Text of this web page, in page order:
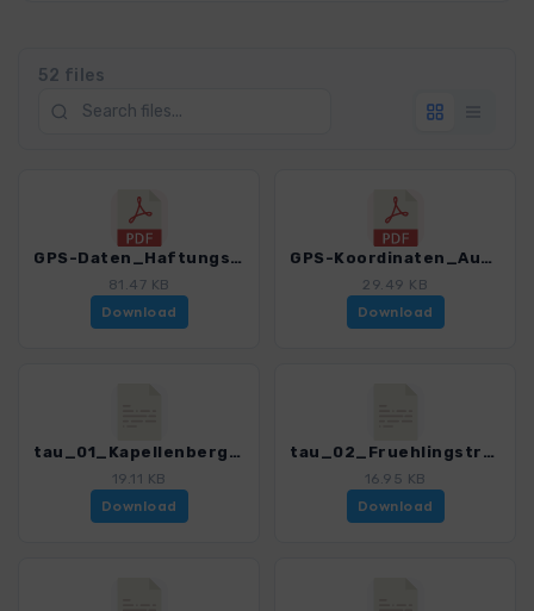
52 files
GPS-Daten_Haftungsausschluss-Nutzungsbedingungen_WF_Taunus_4590_6.pdf
81.47 KB
Download
GPS-Koordinaten_Ausgangspunkte_WF_Taunus_4590_6.pdf
29.49 KB
Download
tau_01_Kapellenberg_4590_6.gpx
19.11 KB
Download
tau_02_Fruehlingstraum_neu_4590_6.gpx
16.95 KB
Download